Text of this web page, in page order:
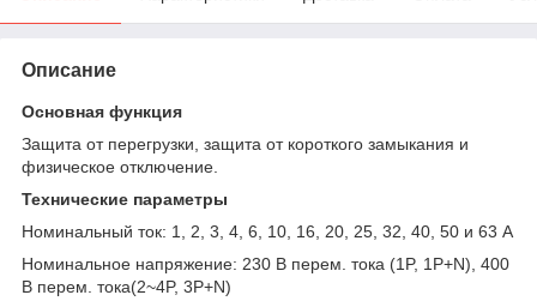
Описание
Oсновная функция
Защита от перегрузки, защита от короткого замыкания и
физическое отключение.
Технические параметры
Номинальный ток: 1, 2, 3, 4, 6, 10, 16, 20, 25, 32, 40, 50 и 63 A
Номинальное напряжение: 230 В перем. тока (1P, 1P+N), 400
В перем. тока(2~4P, 3P+N)